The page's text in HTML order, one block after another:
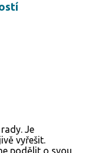
Je
vyřešit.
podělit o svou